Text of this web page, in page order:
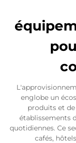
englobe un
produits et
établissements
quotidiennes. Ce
cafés,